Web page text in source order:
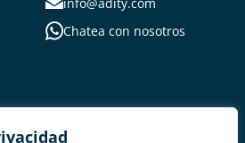
Chatea con nosotros